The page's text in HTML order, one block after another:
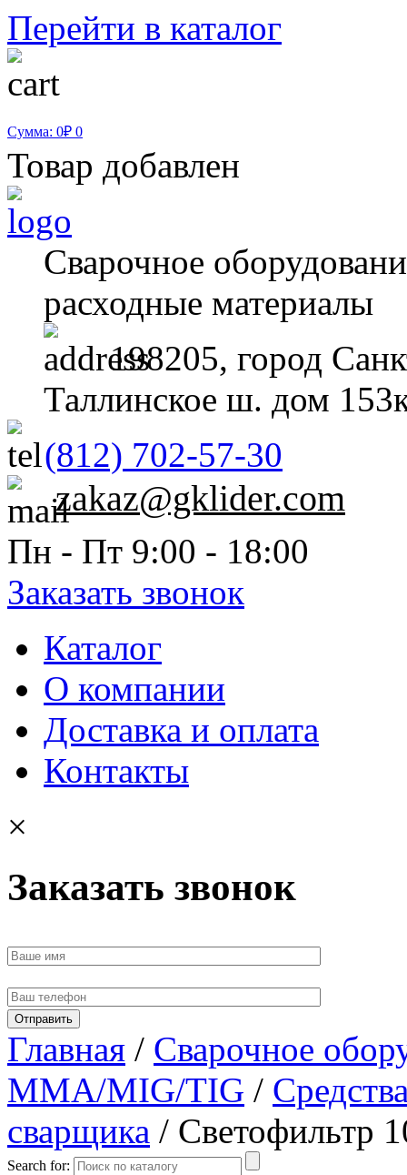
Перейти в каталог
Сумма: 0₽ 0
Товар добавлен
Сварочное
расходные материалы
198205, город
Таллинское ш. дом
(812) 702-57-30
zakaz@gklider.com
Пн - Пт 9:00 - 18:00
Заказать звонок
Каталог
О компании
Доставка и оплата
Контакты
×
Заказать звонок
Главная / Сварочное
MMA/MIG/TIG /
сварщика / Светофильтр
Search for: